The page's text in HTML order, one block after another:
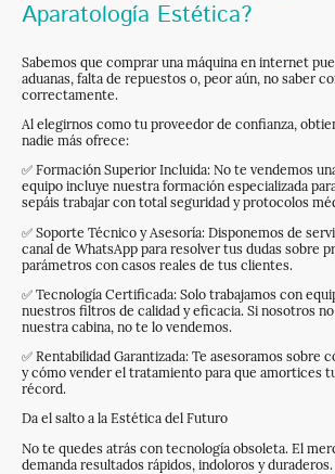
Aparatología Estética?
Sabemos que comprar una máquina en internet
aduanas, falta de repuestos o, peor aún, no saber
correctamente.
Al elegirnos como tu proveedor de confianza,
nadie más ofrece:
✅ Formación Superior Incluida: No te vendemos
equipo incluye nuestra formación especializada
sepáis trabajar con total seguridad y protocolos
✅ Soporte Técnico y Asesoría: Disponemos de
canal de WhatsApp para resolver tus dudas sobre
parámetros con casos reales de tus clientes.
✅ Tecnología Certificada: Solo trabajamos con
nuestros filtros de calidad y eficacia. Si nosotros
nuestra cabina, no te lo vendemos.
✅ Rentabilidad Garantizada: Te asesoramos sobre
y cómo vender el tratamiento para que amortices
récord.
Da el salto a la Estética del Futuro
No te quedes atrás con tecnología obsoleta. El
demanda resultados rápidos, indoloros y duraderos.